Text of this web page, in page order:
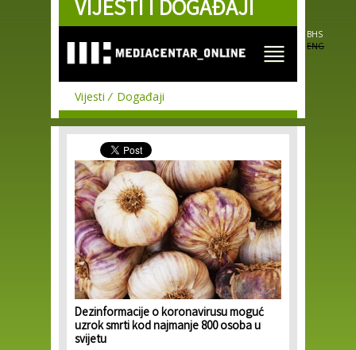
Skip to
main
VIJESTI I DOGAĐAJI
BHS
ENG
Vijesti Događaji
Dezinformacije o koronavirusu moguć
uzrok smrti kod najmanje 800 osoba u
svijetu